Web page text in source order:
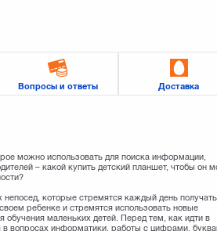
Вопросы и ответы Доставка
можно использовать для поиска информации,
– какой купить детский планшет, чтобы он
непосед, которые стремятся каждый день получать
ребенке и стремятся использовать новые
маленьких детей. Перед тем, как идти в
вопросах информатики, работы с цифрами,